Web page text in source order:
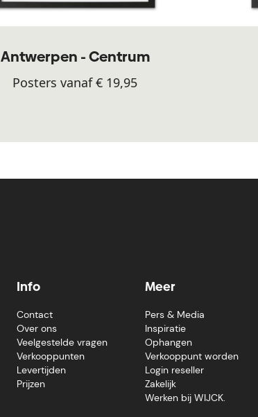
Antwerpen - Centrum
Posters vanaf € 19,95
Info
Contact
Over ons
Veelgestelde vragen
Verkooppunten
Levertijden
Prijzen
Meer
Pers & Media
Inspiratie
Ophangen
Verkooppunt worden
Login reseller
Zakelijk
Werken bij WIJCK.